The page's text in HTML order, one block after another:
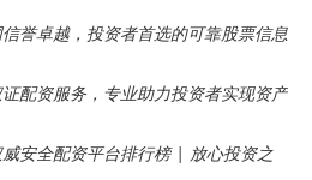
誉卓越，投资者首选的可靠股票信息
配资服务，专业助力投资者实现资产
安全配资平台排行榜 | 放心投资之